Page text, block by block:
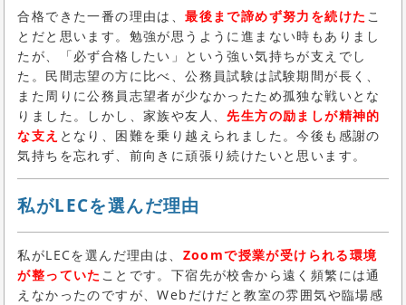
合格できた一番の理由は、最後まで諦めず努力を続けた こ
とだと思います。勉強が思うように進まない時もありまし
たが、「必ず合格したい」という強い気持ちが支えでし
た。民間志望の方に比べ、公務員試験は試験期間が長く、
また周りに公務員志望者が少なかったため孤独な戦いとな
りました。しかし、家族や友人、先生方の励ましが精神的
な支え となり、困難を乗り越えられました。今後も感謝の
気持ちを忘れず、前向きに頑張り続けたいと思います。
私がLECを選んだ理由
私がLECを選んだ理由は、 Zoomで授業が受けられる環境
が整っていた ことです。下宿先が校舎から遠く頻繁には通
えなかったのですが、Webだけだと教室の雰囲気や臨場感